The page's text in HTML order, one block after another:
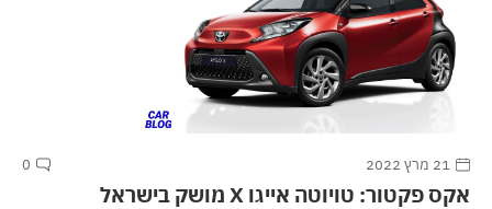
21 מרץ 2022 0
אקס פקטור: טויוטה אייגו X מושק בישראל